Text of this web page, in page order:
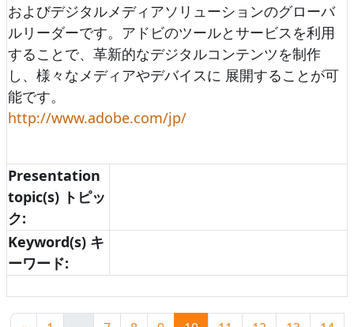
およびデジタルメディアソリューションのグローバ
ルリーダーです。アドビのツールとサービスを利用
することで、革新的なデジタルコンテンツを制作
し、様々なメディアやデバイスに 展開することが可
能です。
http://www.adobe.com/jp/
Presentation
topic(s) トピッ
ク:
Keyword(s) キ
ーワード: